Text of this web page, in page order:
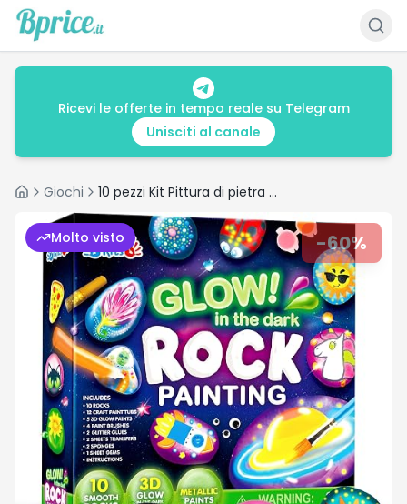
Ricevi le offerte in tempo reale su Telegram
Unisciti al canale
HomeGiochi 10 pezzi Kit Pittura di pietra per bambini con 18 colori (colle glitter e metallizzato)
Molto visto -60%